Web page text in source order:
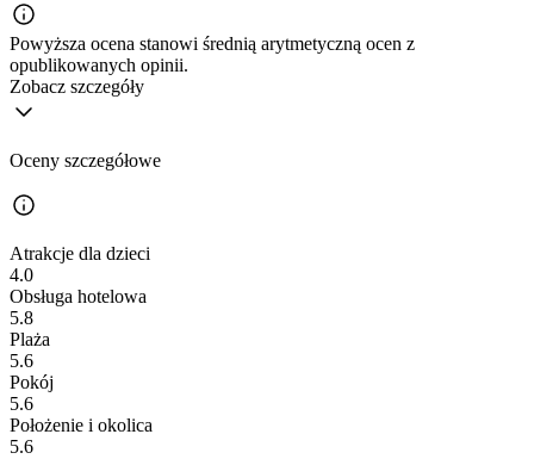
Powyższa ocena stanowi średnią arytmetyczną ocen z
opublikowanych opinii.
Zobacz szczegóły
Oceny szczegółowe
Atrakcje dla dzieci
4.0
Obsługa hotelowa
5.8
Plaża
5.6
Pokój
5.6
Położenie i okolica
5.6